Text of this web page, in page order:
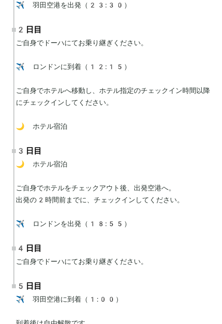
✈️ 羽田空港を出発（23:30）
2日目
ご自身でドーハにてお乗り継ぎください。
✈️ ロンドンに到着（12:15）
ご自身でホテルへ移動し、ホテル指定のチェックイン時間以降
にチェックインしてください。
🌙 ホテル宿泊
3日目
🌙 ホテル宿泊
ご自身でホテルをチェックアウト後、出発空港へ。
出発の2時間前までに、チェックインしてください。
✈️ ロンドンを出発（18:55）
4日目
ご自身でドーハにてお乗り継ぎください。
5日目
✈️ 羽田空港に到着（1:00）